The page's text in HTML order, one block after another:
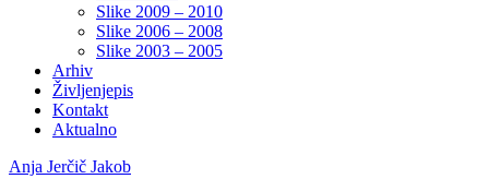
Slike 2009 – 2010
Slike 2006 – 2008
Slike 2003 – 2005
Arhiv
Življenjepis
Kontakt
Aktualno
Anja Jerčič Jakob